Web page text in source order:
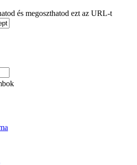
és megoszthatod ezt az URL-t